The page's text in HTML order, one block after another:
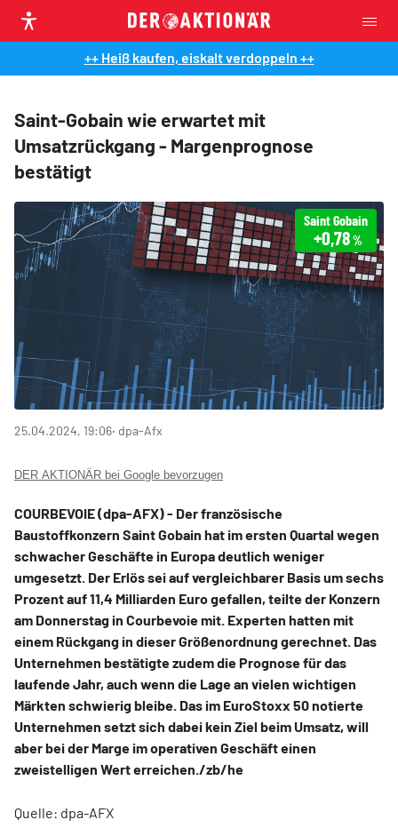
++ Heiß kaufen, eiskalt verdoppeln ++
Saint-Gobain wie erwartet mit
Umsatzrückgang - Margenprognose
bestätigt
Saint Gobain
+0,78 %
25.04.2024, 19:06‧ dpa-Afx
DER AKTIONÄR bei Google bevorzugen
COURBEVOIE (dpa-AFX) - Der französische
Baustoffkonzern Saint Gobain hat im ersten Quartal wegen
schwacher Geschäfte in Europa deutlich weniger
umgesetzt. Der Erlös sei auf vergleichbarer Basis um sechs
Prozent auf 11,4 Milliarden Euro gefallen, teilte der Konzern
am Donnerstag in Courbevoie mit. Experten hatten mit
einem Rückgang in dieser Größenordnung gerechnet. Das
Unternehmen bestätigte zudem die Prognose für das
laufende Jahr, auch wenn die Lage an vielen wichtigen
Märkten schwierig bleibe. Das im EuroStoxx 50notierte
Unternehmen setzt sich dabei kein Ziel beim Umsatz, will
aber bei der Marge im operativen Geschäft einen
zweistelligen Wert erreichen./zb/he
Quelle: dpa-AFX